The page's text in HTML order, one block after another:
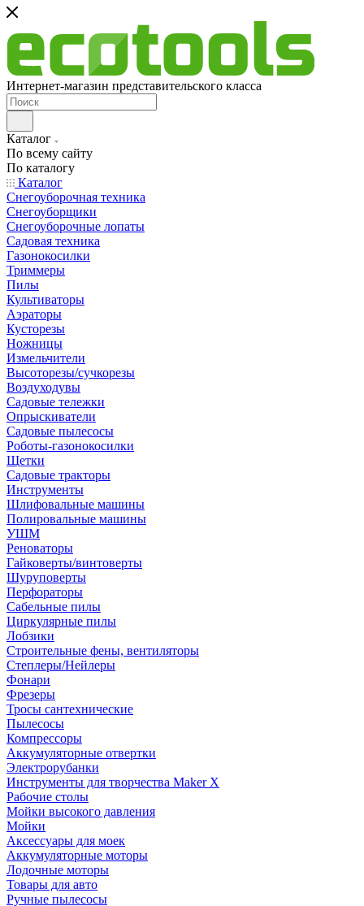
Интернет-магазин представительского класса
Каталог
По всему сайту
По каталогу
Каталог
Снегоуборочная техника
Снегоуборщики
Снегоуборочные лопаты
Садовая техника
Газонокосилки
Триммеры
Пилы
Культиваторы
Аэраторы
Кусторезы
Ножницы
Измельчители
Высоторезы/сучкорезы
Воздуходувы
Садовые тележки
Опрыскиватели
Садовые пылесосы
Роботы-газонокосилки
Щетки
Садовые тракторы
Инструменты
Шлифовальные машины
Полировальные машины
УШМ
Реноваторы
Гайковерты/винтоверты
Шуруповерты
Перфораторы
Сабельные пилы
Циркулярные пилы
Лобзики
Строительные фены, вентиляторы
Степлеры/Нейлеры
Фонари
Фрезеры
Тросы сантехнические
Пылесосы
Компрессоры
Аккумуляторные отвертки
Электрорубанки
Инструменты для творчества Maker X
Рабочие столы
Мойки высокого давления
Мойки
Аксессуары для моек
Аккумуляторные моторы
Лодочные моторы
Товары для авто
Ручные пылесосы